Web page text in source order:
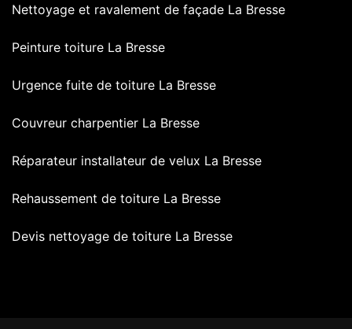
Nettoyage et ravalement de façade La Bresse
Peinture toiture La Bresse
Urgence fuite de toiture La Bresse
Couvreur charpentier La Bresse
Réparateur installateur de velux La Bresse
Rehaussement de toiture La Bresse
Devis nettoyage de toiture La Bresse